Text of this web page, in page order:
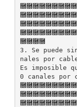
࿝࿝࿝࿝
3. Se puede
nales por
Es imposible
0 canales por